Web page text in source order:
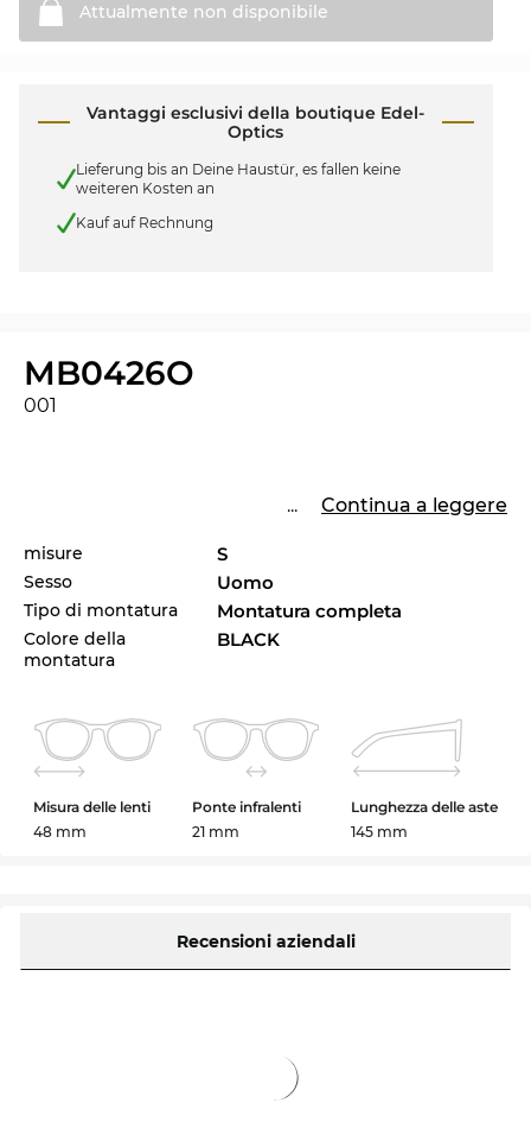
Attualmente non disponibile
Vantaggi esclusivi della boutique Edel-
Optics
Lieferung bis an Deine Haustür, es fallen keine
weiteren Kosten an
Kauf auf Rechnung
MB0426O
001
... Continua a leggere
misure S
Sesso Uomo
Tipo di montatura Montatura completa
Colore della
montatura
BLACK
Misura delle lenti
48 mm
Ponte infralenti
21 mm
Lunghezza delle aste
145 mm
Recensioni aziendali